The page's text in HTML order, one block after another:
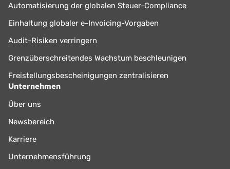
Automatisierung der globalen Steuer-Compliance
Einhaltung globaler e-Invoicing-Vorgaben
Audit-Risiken verringern
Grenzüberschreitendes Wachstum beschleunigen
Freistellungsbescheinigungen zentralisieren
Unternehmen
Über uns
Newsbereich
Karriere
Unternehmensführung